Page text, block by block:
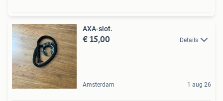
AXA-slot.
€ 15,00 Details
Amsterdam 1 aug 26